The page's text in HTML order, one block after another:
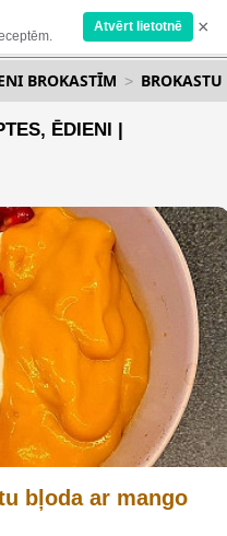
Atvērt lietotnē ×
BROKASTĪM
ĒDIENI |
bļoda ar mango